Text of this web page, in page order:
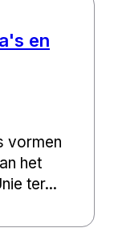
en
vormen
het
ter...